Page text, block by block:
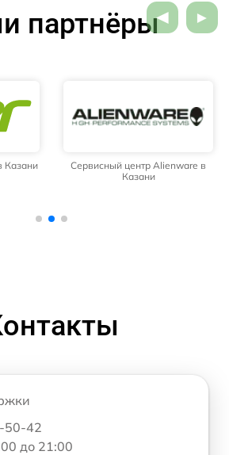
партнёры
Казани
Сервисный центр Alienware в
Казани
50-42
до 21:00